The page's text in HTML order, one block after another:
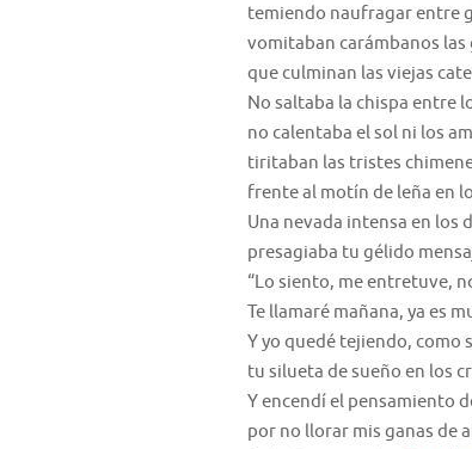
temiendo naufragar entre
vomitaban carámbanos las
que culminan las viejas
No saltaba la chispa entre
no calentaba el sol ni los
tiritaban las tristes
frente al motín de leña en
Una nevada intensa en los
presagiaba tu gélido
“Lo siento, me entretuve,
Te llamaré mañana, ya es
Y yo quedé tejiendo, como
tu silueta de sueño en los
Y encendí el pensamiento
por no llorar mis ganas de